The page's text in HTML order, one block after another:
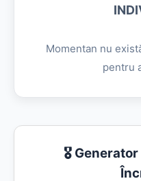
Momentan nu
pentru
🎖️ Generator